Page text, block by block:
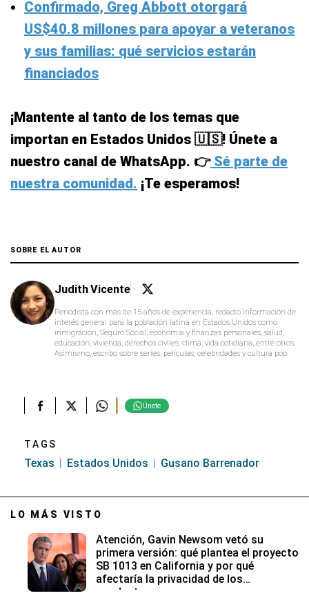
Confirmado, Greg Abbott otorgará
US$40.8 millones para apoyar a veteranos
y sus familias: qué servicios estarán
financiados
¡Mantente al tanto de los temas que
importan en Estados Unidos 🇺🇸! Únete a
nuestro canal de WhatsApp. 👉Sé parte de
nuestra comunidad. ¡Te esperamos!
SOBRE EL AUTOR
Judith Vicente
Periodista con más de 15 años de experiencia, redacto información de
interés general para la población latina en Estados Unidos como
inmigración, Seguro Social, economía y finanzas personales, salud,
educación, vivienda, derechos civiles, clima, vida cotidiana, entre otros.
Asimismo, escribo sobre series, películas, celebridades y cultura pop.
Únete
TAGS
Texas Estados Unidos Gusano Barrenador
LO MÁS VISTO
Atención, Gavin Newsom vetó su
primera versión: qué plantea el proyecto
SB 1013 en California y por qué
afectaría la privacidad de los
conductores